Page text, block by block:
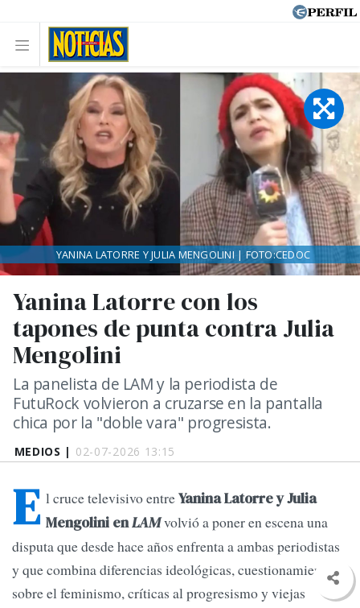
MEDIOS | 02-07-2026 13:15
Yanina Latorre con los
tapones de punta contra Julia
Mengolini
La panelista de LAM y la periodista de
FutuRock volvieron a cruzarse en la pantalla
chica por la "doble vara" progresista.
YANINA LATORRE Y JULIA MENGOLINI | FOTO:CEDOC
E l cruce televisivo entreYanina Latorre y Julia
Mengolini enLAMvolvió a poner en escena una
disputa que desde hace años enfrenta a ambas periodistas
y que combina diferencias ideológicas, cuestionamientos
sobre el feminismo, críticas al progresismo y viejas